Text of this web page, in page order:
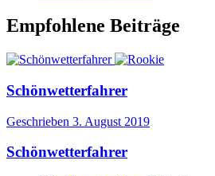
Empfohlene Beiträge
Schönwetterfahrer
Geschrieben 3. August 2019
Schönwetterfahrer